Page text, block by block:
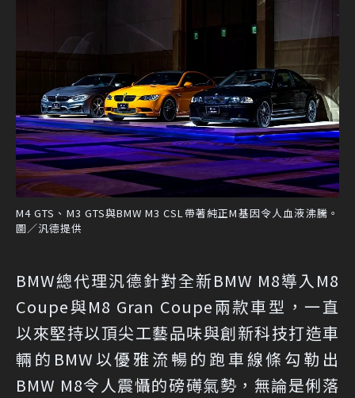
M4 GTS、M3 GTS與BMW M3 CSL帶著純正M基因令人血液沸騰。
圖／汎德提供
BMW總代理汎德針對全新BMW M8導入M8
Coupe與M8 Gran Coupe兩款車型，一直
以來堅持以頂尖工藝品味與創新科技打造車
輛的BMW以優雅流暢的跑車線條勾勒出
BMW M8令人震懾的磅礡氣勢，無論是俐落